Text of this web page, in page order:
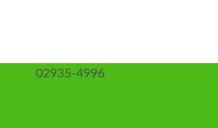
02935-4996